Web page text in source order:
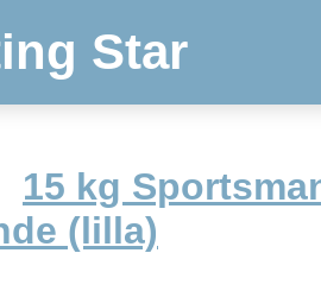
Star
15 kg
(lilla)